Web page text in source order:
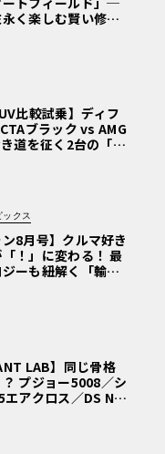
く楽しむ賢い修理
フックス製オイル
PR〉
比較試乗】ディフ
ブラック vs AMG
道を征く2台の「対
チ」
クス
ン8月号】クルマ好き
！」に変わる！ 最
ーも紐解く「輸入
LAB】同じ骨格
プジョー5008／シ
エアクロス／DS Nº4
レポート